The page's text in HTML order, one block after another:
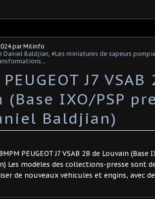
par Milinfo
Daniel Baldjian, #Les miniatures de sapeurs
J7
(Base IXO/PSP
Baldjian)
PEUGEOT J7 VSAB 2B de Louvain (Base
Les modèles des collections-presse sont
de nouveaux véhicules et engins, avec